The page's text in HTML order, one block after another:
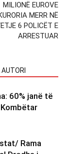
MILIONË EUROVE
MERR NË
6 POLICËT E
ARRESTUAR
60% janë të
Rama